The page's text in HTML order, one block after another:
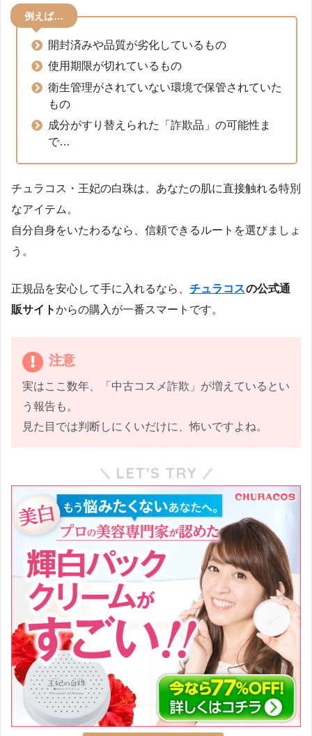
例えば…
開封済みや品質が劣化しているもの
使用期限が切れているもの
衛生管理がされていない環境で保管されていた
もの
成分がすり替えられた「詐欺品」の可能性ま
で…
チュラコス・王妃の白珠は、あなたの肌に直接触れる特別
なアイテム。
自分自身をいたわるなら、信頼できるルートを選びましょ
う。
正規品を安心して手に入れるなら、 チュラコスの公式通
販サイトからの購入が一番スマートです。
注意
実はここ数年、「中古コスメ詐欺」が増えているとい
う報告も。
見た目では判断しにくいだけに、怖いですよね。
LET’S TRY